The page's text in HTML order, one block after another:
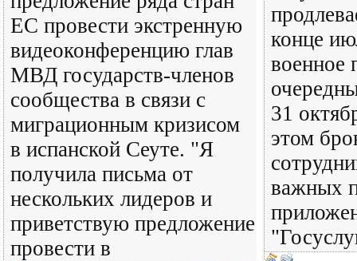
ЕС провести экстренную
видеоконференцию глав
МВД государств-членов
сообщества в связи с
миграционным кризисом
в испанской Сеуте. "Я
получила письма от
нескольких лидеров и
приветствую предложение
провести в
конце
военное
31
этом
важных